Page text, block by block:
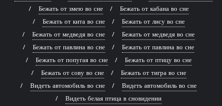
Бежать от змею во сне
Бежать от кабана во сне
Бежать от кита во сне
Бежать от лису во сне
Бежать от медведя во сне
Бежать от медведя во сне
Бежать от павлина во сне
Бежать от павлина во сне
Бежать от попугая во сне
Бежать от птицу во сне
Бежать от сову во сне
Бежать от тигра во сне
Видеть автомобиль во сне
Видеть автомобиль во сне
Видеть белая птица в сновидении